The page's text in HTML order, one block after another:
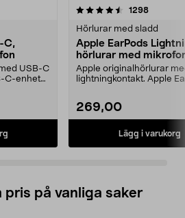
C,
USB-C
C-enheter
1298
Hörlurar med sladd
Apple EarPods
hörlurar med
Apple originalhörlurar
lightningkontakt. Apple
269,00
Lägg i varukorg
4.0 av 5 stjärnor
pris på vanliga saker